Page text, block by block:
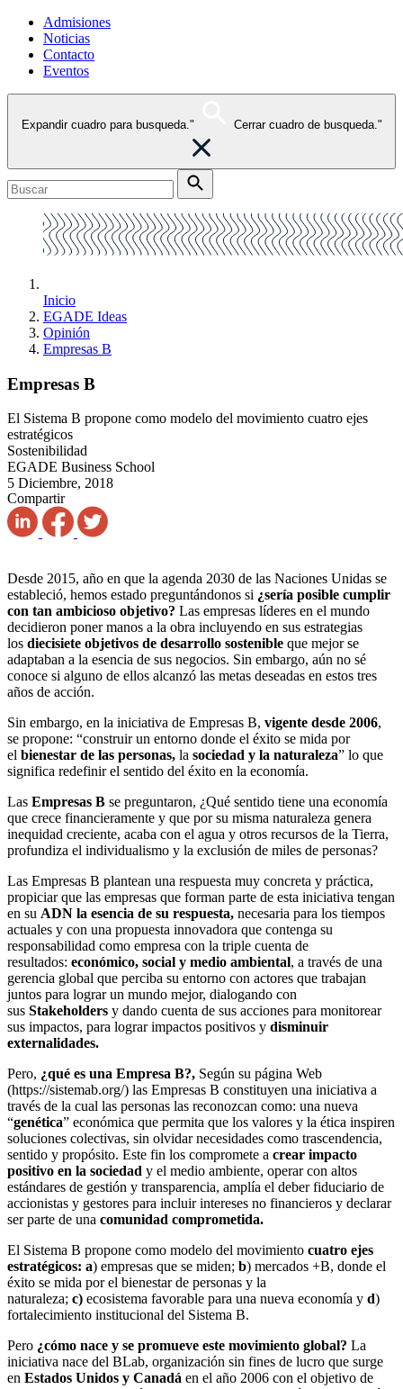
Admisiones
Noticias
Contacto
Eventos
Expandir cuadro para busqueda." Cerrar cuadro de busqueda."
Inicio
EGADE Ideas
Opinión
Empresas B
Empresas B
El Sistema B propone como modelo del movimiento cuatro ejes
estratégicos
Sostenibilidad
EGADE Business School
5 Diciembre, 2018
Compartir
Desde 2015, año en que la agenda 2030 de las Naciones Unidas se
estableció, hemos estado preguntándonos si ¿sería posible cumplir
con tan ambicioso objetivo? Las empresas líderes en el mundo
decidieron poner manos a la obra incluyendo en sus estrategias
los diecisiete objetivos de desarrollo sostenible que mejor se
adaptaban a la esencia de sus negocios. Sin embargo, aún no sé
conoce si alguno de ellos alcanzó las metas deseadas en estos tres
años de acción.
Sin embargo, en la iniciativa de Empresas B, vigente desde 2006,
se propone: “construir un entorno donde el éxito se mida por
el bienestar de las personas, la sociedad y la naturaleza” lo que
significa redefinir el sentido del éxito en la economía.
Las Empresas B se preguntaron, ¿Qué sentido tiene una economía
que crece financieramente y que por su misma naturaleza genera
inequidad creciente, acaba con el agua y otros recursos de la Tierra,
profundiza el individualismo y la exclusión de miles de personas?
Las Empresas B plantean una respuesta muy concreta y práctica,
propiciar que las empresas que forman parte de esta iniciativa tengan
en su ADN la esencia de su respuesta, necesaria para los tiempos
actuales y con una propuesta innovadora que contenga su
responsabilidad como empresa con la triple cuenta de
resultados: económico, social y medio ambiental, a través de una
gerencia global que perciba su entorno con actores que trabajan
juntos para lograr un mundo mejor, dialogando con
sus Stakeholders y dando cuenta de sus acciones para monitorear
sus impactos, para lograr impactos positivos y disminuir
externalidades.
Pero, ¿qué es una Empresa B?, Según su página Web
(https://sistemab.org/) las Empresas B constituyen una iniciativa a
través de la cual las personas las reconozcan como: una nueva
“genética” económica que permita que los valores y la ética inspiren
soluciones colectivas, sin olvidar necesidades como trascendencia,
sentido y propósito. Este fin los compromete a crear impacto
positivo en la sociedad y el medio ambiente, operar con altos
estándares de gestión y transparencia, amplía el deber fiduciario de
accionistas y gestores para incluir intereses no financieros y declarar
ser parte de una comunidad comprometida.
El Sistema B propone como modelo del movimiento cuatro ejes
estratégicos: a) empresas que se miden; b) mercados +B, donde el
éxito se mida por el bienestar de personas y la
naturaleza; c) ecosistema favorable para una nueva economía y d)
fortalecimiento institucional del Sistema B.
Pero ¿cómo nace y se promueve este movimiento global? La
iniciativa nace del BLab, organización sin fines de lucro que surge
en Estados Unidos y Canadá en el año 2006 con el objetivo de